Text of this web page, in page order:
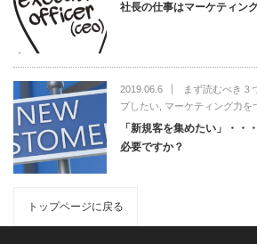
社長の仕事はマーケティン
2019.06.6 まず読むべき３
プしたい, マーケティング力を
「新規客を集めたい」・・
必要ですか？
トップページに戻る